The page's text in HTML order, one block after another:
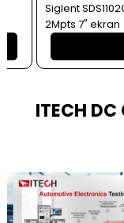
Siglent SDS1102CML+ dijital osiloskop 100MHz 2 kanal
2Mpts 7" ekran
ITECH